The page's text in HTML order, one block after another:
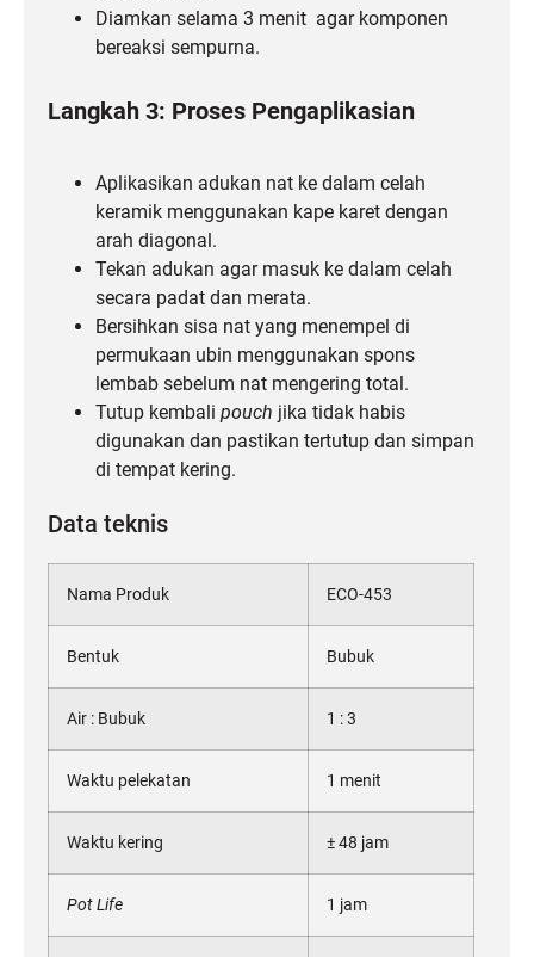
Diamkan selama 3 menit agar komponen
bereaksi sempurna.
Langkah 3: Proses Pengaplikasian
Aplikasikan adukan nat ke dalam celah
keramik menggunakan kape karet dengan
arah diagonal.
Tekan adukan agar masuk ke dalam celah
secara padat dan merata.
Bersihkan sisa nat yang menempel di
permukaan ubin menggunakan spons
lembab sebelum nat mengering total.
Tutup kembali pouch jika tidak habis
digunakan dan pastikan tertutup dan simpan
di tempat kering.
Data teknis
Nama Produk ECO-453
Bentuk Bubuk
Air : Bubuk 1 : 3
Waktu pelekatan 1 menit
Waktu kering ± 48 jam
Pot Life 1 jam